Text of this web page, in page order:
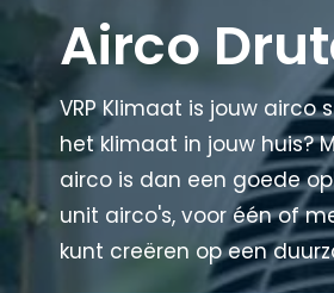
Airco
VRP Klimaat is jouw airco
het klimaat in jouw huis?
airco is dan een goede
unit airco's, voor één of
kunt creëren op een